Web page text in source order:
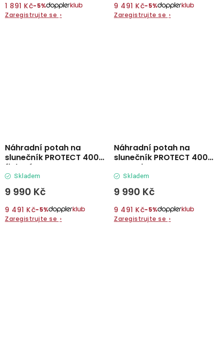
1 891 Kč−5%
Zaregistrujte se ›
9 491 Kč−5%
Zaregistrujte se ›
Náhradní potah na
slunečník PROTECT 400P
fialová
Skladem
9 990 Kč
9 491 Kč−5%
Zaregistrujte se ›
Náhradní potah na
slunečník PROTECT 400P
antracit
Skladem
9 990 Kč
9 491 Kč−5%
Zaregistrujte se ›